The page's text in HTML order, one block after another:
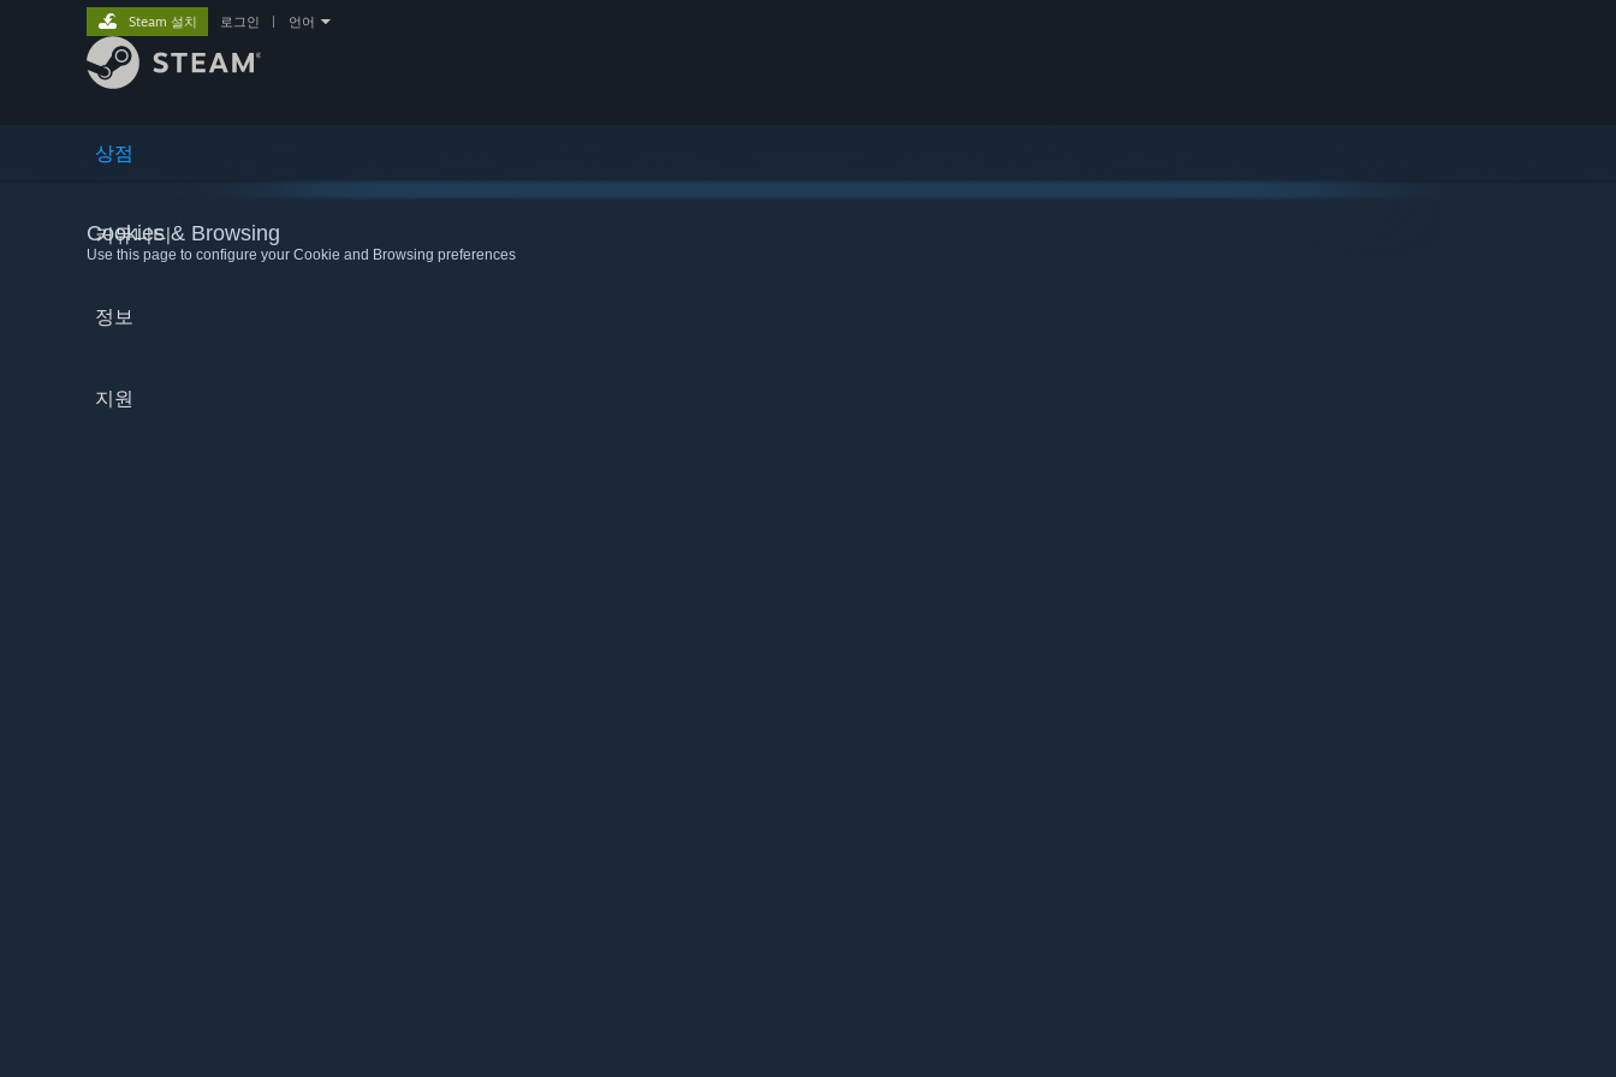
상점
커뮤니티
정보
지원
Steam 설치 로그인 언어
Cookies & Browsing
Use this page to configure your Cookie and Browsing preferences